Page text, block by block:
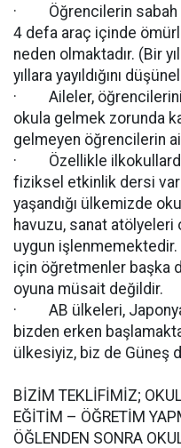
· Öğrencilerin sabah
4 defa araç içinde
neden olmaktadır. (Bir
yıllara yayıldığını
· Aileler, öğrencilerini
okula gelmek zorunda
gelmeyen öğrencilerin
· Özellikle
fiziksel etkinlik dersi
yaşandığı ülkemizde
havuzu, sanat atölyeleri
uygun
için öğretmenler başka
oyuna müsait değildir.
· AB ülkeleri,
bizden erken
ülkesiyiz, biz de Güneş
BİZİM TEKLİFİMİZ;
EĞİTİM – ÖĞRETİM
ÖĞLENDEN SONRA